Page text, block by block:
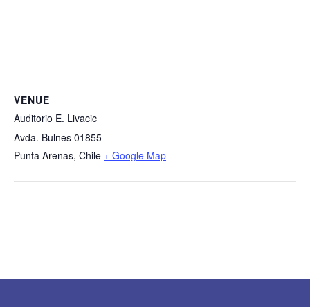
VENUE
Auditorio E. Livacic
Avda. Bulnes 01855
Punta Arenas, Chile + Google Map